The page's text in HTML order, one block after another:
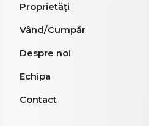
Proprietăți
Vând/Cumpăr
Despre noi
Echipa
Contact